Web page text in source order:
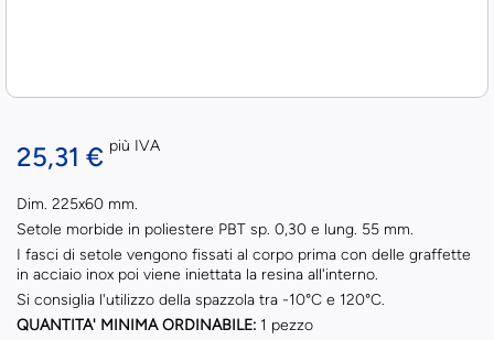
25,31 € più IVA
Dim. 225x60 mm.
Setole morbide in poliestere PBT sp. 0,30 e lung. 55 mm.
I fasci di setole vengono fissati al corpo prima con delle graffette
in acciaio inox poi viene iniettata la resina all'interno.
Si consiglia l'utilizzo della spazzola tra -10°C e 120°C.
QUANTITA' MINIMA ORDINABILE: 1 pezzo